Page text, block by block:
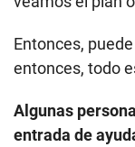
Entonces,
entonces, todo
Algunas
entrada de